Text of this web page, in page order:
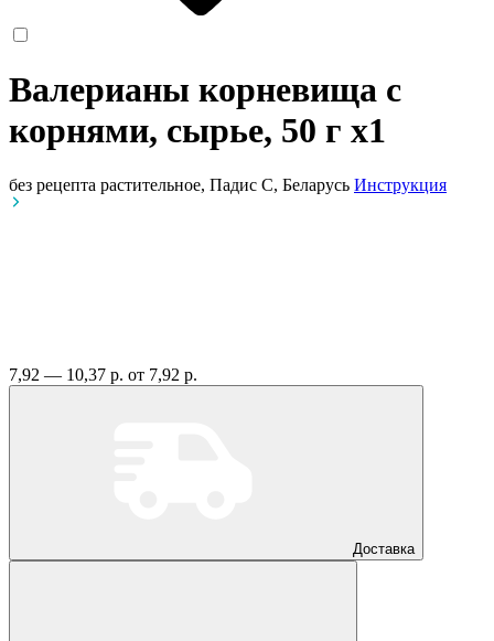
Валерианы корневища с
корнями, сырье, 50 г x1
без рецепта растительное, Падис С, Беларусь Инструкция
7,92 — 10,37 р. от 7,92 р.
Доставка